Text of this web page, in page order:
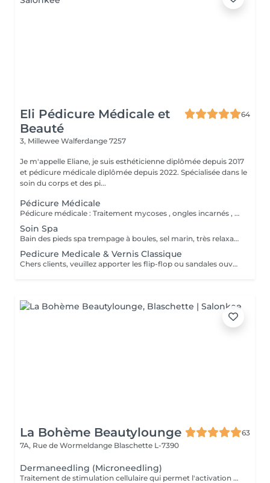
Eli Pédicure Médicale et
Beauté
64
3, Millewee Walferdange 7257
Je m'appelle Eliane, je suis esthéticienne diplômée depuis 2017
et pédicure médicale diplômée depuis 2022. Spécialisée dans le
soin du corps et des pi...
Pédicure Médicale
Pédicure médicale : Traitement mycoses , ongles incarnés , corrections des ongles en plicature , ongles en tuile de provence , en volute, durillons, cors ,callosités, crevasses, pied d'athlète et tous les affections. Le prix varie en fonction du problème.
Soin Spa
Bain des pieds spa trempage à boules, sel marin, très relaxant. Gommage & massage inclus. Service non disponible pour ongles mycosiques , je propose l'autre solution de traitement.
Pedicure Medicale & Vernis Classique
Chers clients, veuillez apporter les flip-flop ou sandales ouvertes pour pose de verniz classique.
La Bohème Beautylounge
63
7A, Rue de Wormeldange Blaschette L-7390
Dermaneedling (Microneedling)
Traitement de stimulation cellulaire qui permet l'activation du métabolisme de régénération cellulaire en introduisant des actifs puissants